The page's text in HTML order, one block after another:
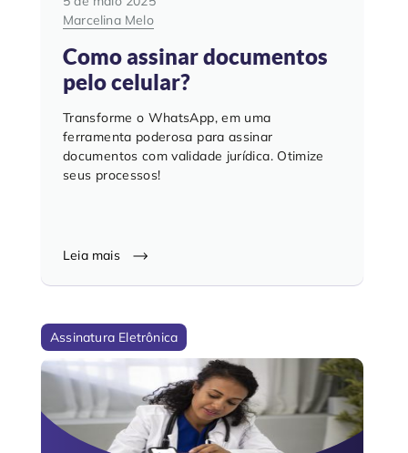
Marcelina Melo
Como assinar documentos
pelo celular?
Transforme o WhatsApp, em uma
ferramenta poderosa para assinar
documentos com validade jurídica. Otimize
seus processos!
Leia mais
Assinatura Eletrônica